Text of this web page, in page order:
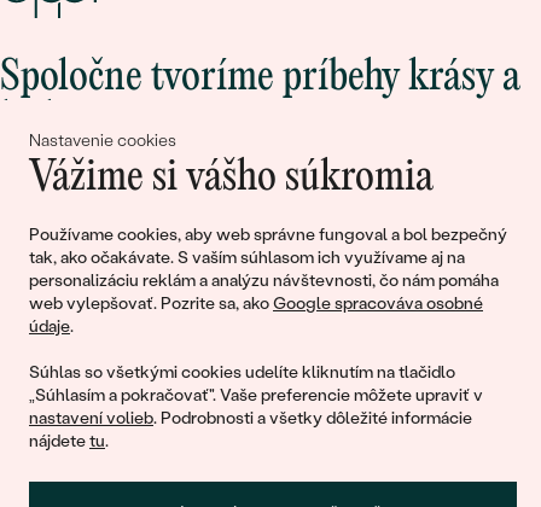
Nastavenie cookies
Vážime si vášho súkromia
Používame cookies, aby web správne fungoval a bol bezpečný
tak, ako očakávate. S vaším súhlasom ich využívame aj na
personalizáciu reklám a analýzu návštevnosti, čo nám pomáha
web vylepšovať. Pozrite sa, akoGoogle spracováva osobné
údaje.
Súhlas so všetkými cookies udelíte kliknutím na tlačidlo
„Súhlasím a pokračovať". Vaše preferencie môžete upraviť v
nastavení volieb. Podrobnosti a všetky dôležité informácie
nájdetetu.
Spoločne tvoríme príbehy krásy a
Pripojte sa k nám!
© 2011 - 2026, Eppi.sk